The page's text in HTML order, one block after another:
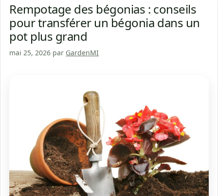
Rempotage des bégonias : conseils
pour transférer un bégonia dans un
pot plus grand
mai 25, 2026 par GardenMI